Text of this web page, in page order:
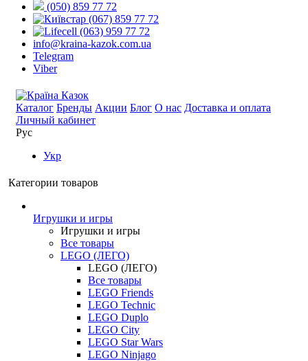
(050) 859 77 72
(067) 859 77 72
(063) 959 77 72
info@kraina-kazok.com.ua
Telegram
Viber
Каталог Бренды Акции Блог О нас Доставка и оплата
Личный кабинет
Рус
Укр
Категории товаров
Игрушки и игры
Игрушки и игры
Все товары
LEGO (ЛЕГО)
LEGO (ЛЕГО)
Все товары
LEGO Friends
LEGO Technic
LEGO Duplo
LEGO City
LEGO Star Wars
LEGO Ninjago